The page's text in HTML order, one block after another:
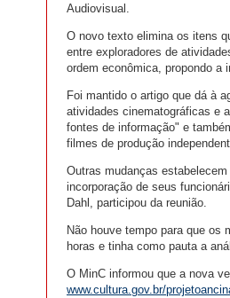
Audiovisual.
O novo texto elimina os itens
entre exploradores de
ordem econômica, propondo a
Foi mantido o artigo que dá à
atividades cinematográficas e
fontes de informação" e
filmes de produção
Outras mudanças
incorporação de seus
Dahl, participou da reunião.
Não houve tempo para que os
horas e tinha como pauta a
O MinC informou que a nova
www.cultura.gov.br/